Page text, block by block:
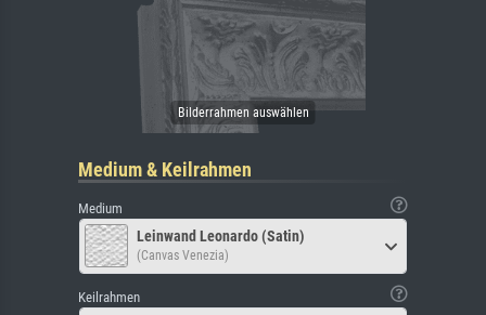
Medium & Keilrahmen
Medium
Leinwand Leonardo (Satin)
(Canvas Venezia)
Keilrahmen